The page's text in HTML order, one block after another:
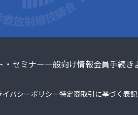
・セミナー一般向け情報会員手続き
イバシーポリシー特定商取引に基づく表記